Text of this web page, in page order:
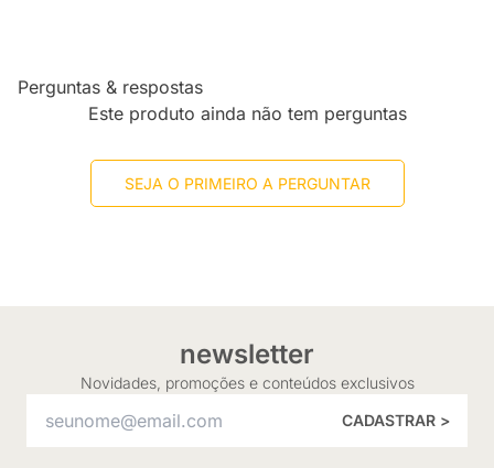
Perguntas & respostas
Este produto ainda não tem perguntas
SEJA O PRIMEIRO A PERGUNTAR
newsletter
Novidades, promoções e conteúdos exclusivos
CADASTRAR >